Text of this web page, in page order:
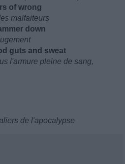
of wrong
malfaiteurs
down
guts and sweat
l'armure pleine de sang,
de l'apocalypse